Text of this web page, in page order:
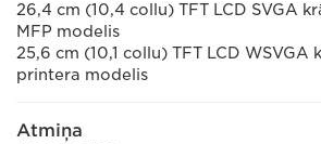
26,4 cm (10,4 collu) TFT LCD SVGA
MFP modelis
25,6 cm (10,1 collu) TFT LCD WSVGA
printera modelis
Atmiņa